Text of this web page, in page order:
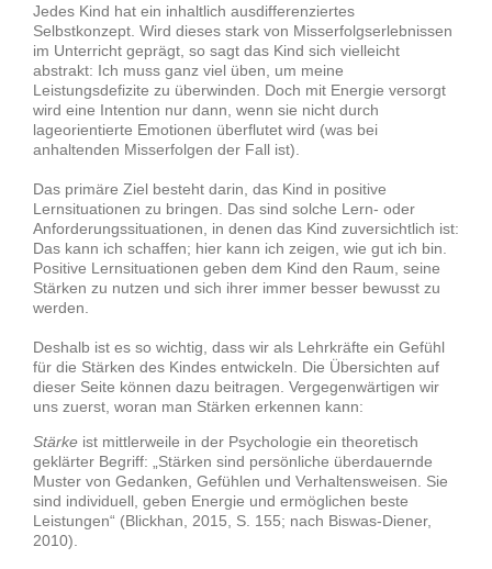
Jedes Kind hat ein inhaltlich ausdifferenziertes
Selbstkonzept. Wird dieses stark von Misserfolgserlebnissen
im Unterricht geprägt, so sagt das Kind sich vielleicht
abstrakt: Ich muss ganz viel üben, um meine
Leistungsdefizite zu überwinden. Doch mit Energie versorgt
wird eine Intention nur dann, wenn sie nicht durch
lageorientierte Emotionen überflutet wird (was bei
anhaltenden Misserfolgen der Fall ist).
Das primäre Ziel besteht darin, das Kind in positive
Lernsituationen zu bringen. Das sind solche Lern- oder
Anforderungssituationen, in denen das Kind zuversichtlich ist:
Das kann ich schaffen; hier kann ich zeigen, wie gut ich bin.
Positive Lernsituationen geben dem Kind den Raum, seine
Stärken zu nutzen und sich ihrer immer besser bewusst zu
werden.
Deshalb ist es so wichtig, dass wir als Lehrkräfte ein Gefühl
für die Stärken des Kindes entwickeln. Die Übersichten auf
dieser Seite können dazu beitragen. Vergegenwärtigen wir
uns zuerst, woran man Stärken erkennen kann:
Stärke ist mittlerweile in der Psychologie ein theoretisch
geklärter Begriff: „Stärken sind persönliche überdauernde
Muster von Gedanken, Gefühlen und Verhaltensweisen. Sie
sind individuell, geben Energie und ermöglichen beste
Leistungen“ (Blickhan, 2015, S. 155; nach Biswas-Diener,
2010).